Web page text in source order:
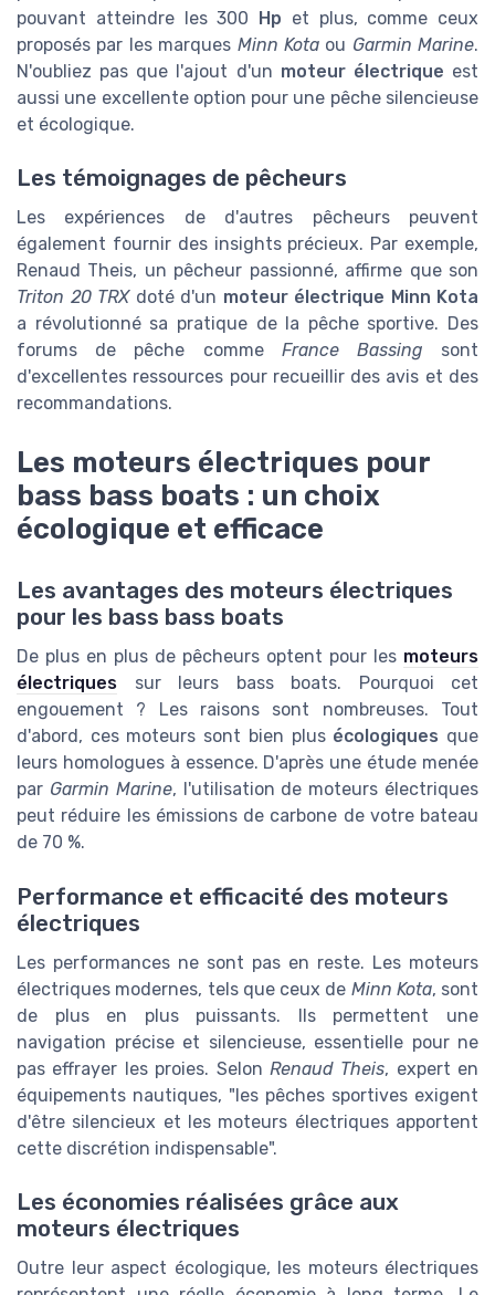
pouvant atteindre les 300 Hp et plus, comme ceux
proposés par les marques Minn Kotaou Garmin Marine.
N'oubliez pas que l'ajout d'un moteur électrique est
aussi une excellente option pour une pêche silencieuse
et écologique.
Les témoignages de pêcheurs
Les expériences de d'autres pêcheurs peuvent
également fournir des insights précieux. Par exemple,
Renaud Theis, un pêcheur passionné, affirme que son
Triton 20 TRXdoté d'un moteur électrique Minn Kota
a révolutionné sa pratique de la pêche sportive. Des
forums de pêche comme France Bassing sont
d'excellentes ressources pour recueillir des avis et des
recommandations.
Les moteurs électriques pour
bass bass boats : un choix
écologique et efficace
Les avantages des moteurs électriques
pour les bass bass boats
De plus en plus de pêcheurs optent pour les moteurs
électriques sur leurs bass boats. Pourquoi cet
engouement ? Les raisons sont nombreuses. Tout
d'abord, ces moteurs sont bien plus écologiques que
leurs homologues à essence. D'après une étude menée
par Garmin Marine, l'utilisation de moteurs électriques
peut réduire les émissions de carbone de votre bateau
de 70 %.
Performance et efficacité des moteurs
électriques
Les performances ne sont pas en reste. Les moteurs
électriques modernes, tels que ceux de Minn Kota, sont
de plus en plus puissants. Ils permettent une
navigation précise et silencieuse, essentielle pour ne
pas effrayer les proies. Selon Renaud Theis, expert en
équipements nautiques, "les pêches sportives exigent
d'être silencieux et les moteurs électriques apportent
cette discrétion indispensable".
Les économies réalisées grâce aux
moteurs électriques
Outre leur aspect écologique, les moteurs électriques